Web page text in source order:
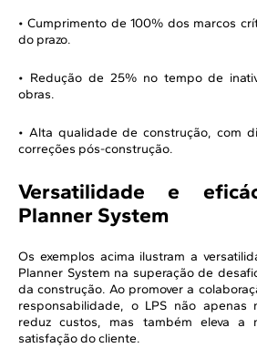
• Cumprimento de 100% dos marcos
do prazo.
• Redução de 25% no tempo de
obras.
• Alta qualidade de construção, com
correções pós-construção.
Versatilidade e
Planner System
Os exemplos acima ilustram a
Planner System na superação de
da construção. Ao promover a
responsabilidade, o LPS não apenas
reduz custos, mas também eleva
satisfação do cliente.